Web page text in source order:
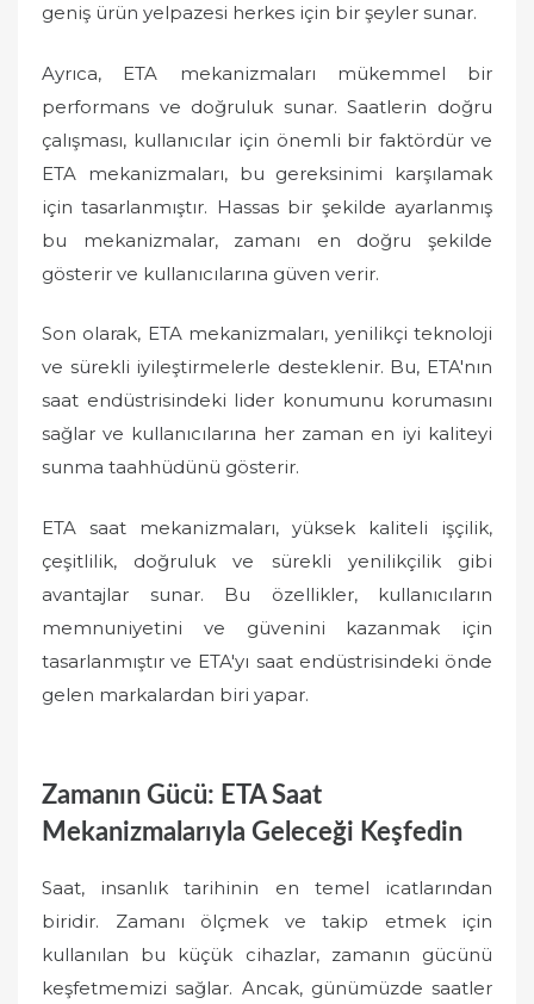
geniş ürün yelpazesi herkes için bir şeyler sunar.
Ayrıca, ETA mekanizmaları mükemmel bir
performans ve doğruluk sunar. Saatlerin doğru
çalışması, kullanıcılar için önemli bir faktördür ve
ETA mekanizmaları, bu gereksinimi karşılamak
için tasarlanmıştır. Hassas bir şekilde ayarlanmış
bu mekanizmalar, zamanı en doğru şekilde
gösterir ve kullanıcılarına güven verir.
Son olarak, ETA mekanizmaları, yenilikçi teknoloji
ve sürekli iyileştirmelerle desteklenir. Bu, ETA'nın
saat endüstrisindeki lider konumunu korumasını
sağlar ve kullanıcılarına her zaman en iyi kaliteyi
sunma taahhüdünü gösterir.
ETA saat mekanizmaları, yüksek kaliteli işçilik,
çeşitlilik, doğruluk ve sürekli yenilikçilik gibi
avantajlar sunar. Bu özellikler, kullanıcıların
memnuniyetini ve güvenini kazanmak için
tasarlanmıştır ve ETA'yı saat endüstrisindeki önde
gelen markalardan biri yapar.
Zamanın Gücü: ETA Saat
Mekanizmalarıyla Geleceği Keşfedin
Saat, insanlık tarihinin en temel icatlarından
biridir. Zamanı ölçmek ve takip etmek için
kullanılan bu küçük cihazlar, zamanın gücünü
keşfetmemizi sağlar. Ancak, günümüzde saatler